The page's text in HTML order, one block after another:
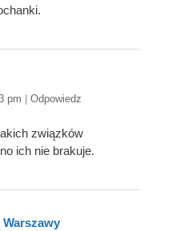
pm Odpowiedz
związków
ich nie brakuje.